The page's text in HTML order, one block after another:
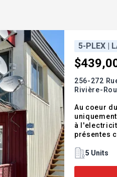
5-PLEX |
256-272
Rivière-
Au coeur du
uniquement
à l'electricité uniquement en 2024.
présentes
quinze
5 Units